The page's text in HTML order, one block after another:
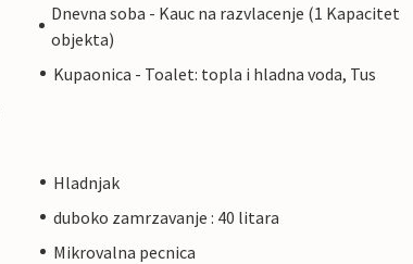
Dnevna soba - Kauc na razvlacenje (1 Kapacitet
objekta)
Kupaonica - Toalet: topla i hladna voda, Tus
Hladnjak
duboko zamrzavanje : 40 litara
Mikrovalna pecnica